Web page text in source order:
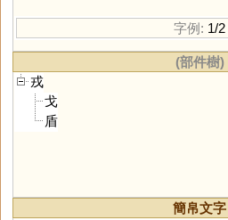
字例: 1/2
(部件樹)
戎
戈
盾
簡帛文字